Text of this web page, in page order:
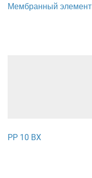
Мембранный элемент
PP 10 BX